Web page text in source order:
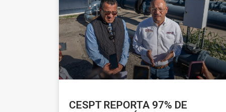
CESPT REPORTA 97% DE